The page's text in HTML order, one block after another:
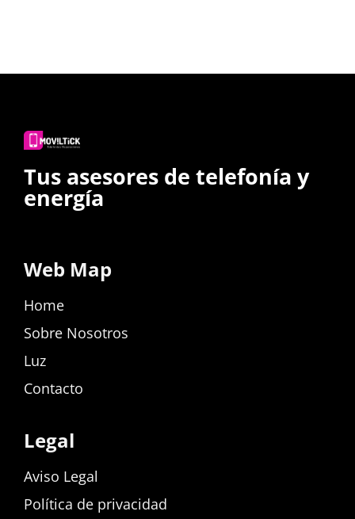
Tus asesores de telefonía y
energía
Web Map
Home
Sobre Nosotros
Luz
Contacto
Legal
Aviso Legal
Política de privacidad